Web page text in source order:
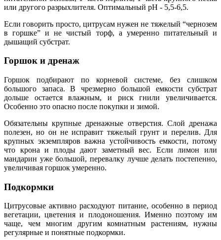
или другого разрыхлителя. Оптимальный pH - 5,5-6,5.
Если говорить просто, цитрусам нужен не тяжелый “чернозем
в горшке” и не чистый торф, а умеренно питательный и
дышащий субстрат.
Горшок и дренаж
Горшок подбирают по корневой системе, без слишком
большого запаса. В чрезмерно большой емкости субстрат
дольше остается влажным, и риск гнили увеличивается.
Особенно это опасно после покупки и зимой.
Обязательны крупные дренажные отверстия. Слой дренажа
полезен, но он не исправит тяжелый грунт и перелив. Для
крупных экземпляров важна устойчивость емкости, потому
что крона и плоды дают заметный вес. Если лимон или
мандарин уже большой, перевалку лучше делать постепенно,
увеличивая горшок умеренно.
Подкормки
Цитрусовые активно расходуют питание, особенно в период
вегетации, цветения и плодоношения. Именно поэтому им
чаще, чем многим другим комнатным растениям, нужны
регулярные и понятные подкормки.